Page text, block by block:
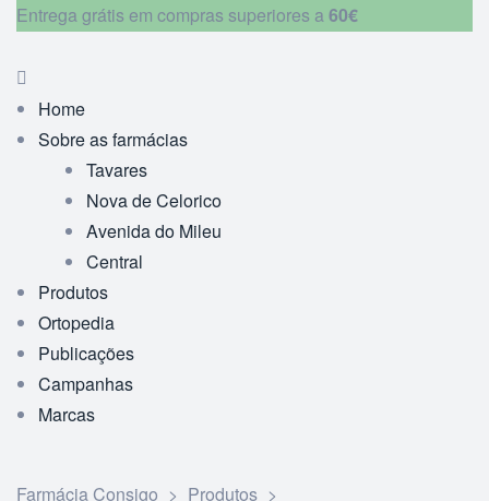
Entrega grátis em compras superiores a60€
Home
Sobre as farmácias
Tavares
Nova de Celorico
Avenida do Mileu
Central
Produtos
Ortopedia
Publicações
Campanhas
Marcas
Farmácia Consigo > Produtos >